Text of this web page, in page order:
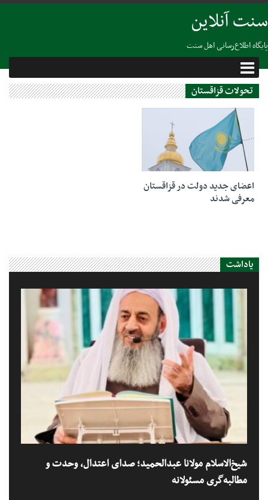
سنت آنلاین
پایگاه اطلاع‌رسانی اهل سنت
تحولات قزاقستان
اعضای جدید دولت در قزاقستان
معرفی شدند
یاداشت
شیخ‌الاسلام مولانا عبدالحمید؛ صدای اعتدال، وحدت و
مطالبه‌گری مسئولانه